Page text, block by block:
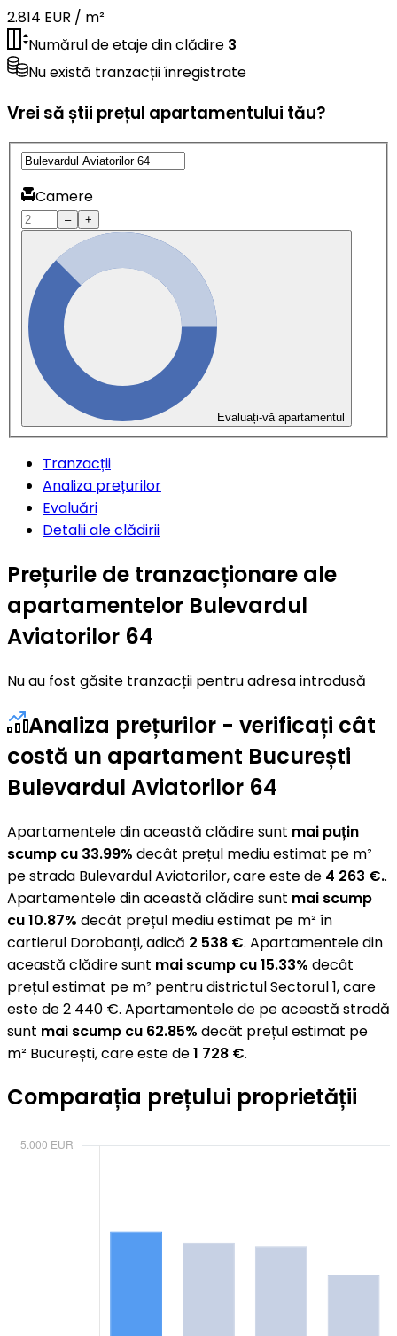
2.814 EUR / m²
Numărul de etaje din clădire 3
Nu există tranzacții înregistrate
Vrei să știi prețul apartamentului tău?
Camere
– +
Evaluați-vă apartamentul
Tranzacții
Analiza prețurilor
Evaluări
Detalii ale clădirii
Prețurile de tranzacționare ale
apartamentelor Bulevardul
Aviatorilor 64
Nu au fost găsite tranzacții pentru adresa introdusă
Analiza prețurilor - verificați cât
costă un apartament București
Bulevardul Aviatorilor 64
Apartamentele din această clădire sunt mai puțin
scump cu 33.99% decât prețul mediu estimat pe m²
pe strada Bulevardul Aviatorilor, care este de 4 263 €..
Apartamentele din această clădire sunt mai scump
cu 10.87% decât prețul mediu estimat pe m² în
cartierul Dorobanți, adică 2 538 €. Apartamentele din
această clădire sunt mai scump cu 15.33% decât
prețul estimat pe m² pentru districtul Sectorul 1, care
este de 2 440 €. Apartamentele de pe această stradă
sunt mai scump cu 62.85% decât prețul estimat pe
m² București, care este de1 728 €.
Comparația prețului proprietății